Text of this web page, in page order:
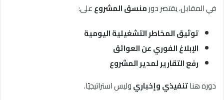
في المقابل، يقتصر دورمنسق المشروععلى:
توثيق المخاطر التشغيلية اليومية
الإبلاغ الفوري عن العوائق
رفع التقارير لمدير المشروع
دوره هناتنفيذي وإخباريوليس استراتيجيًا.